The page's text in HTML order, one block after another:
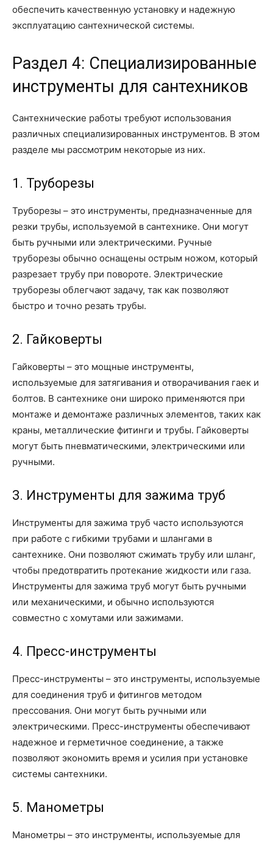
обеспечить качественную установку и надежную
эксплуатацию сантехнической системы.
Раздел 4: Специализированные
инструменты для сантехников
Сантехнические работы требуют использования
различных специализированных инструментов. В этом
разделе мы рассмотрим некоторые из них.
1. Труборезы
Труборезы – это инструменты, предназначенные для
резки трубы, используемой в сантехнике. Они могут
быть ручными или электрическими. Ручные
труборезы обычно оснащены острым ножом, который
разрезает трубу при повороте. Электрические
труборезы облегчают задачу, так как позволяют
быстро и точно резать трубы.
2. Гайковерты
Гайковерты – это мощные инструменты,
используемые для затягивания и отворачивания гаек и
болтов. В сантехнике они широко применяются при
монтаже и демонтаже различных элементов, таких как
краны, металлические фитинги и трубы. Гайковерты
могут быть пневматическими, электрическими или
ручными.
3. Инструменты для зажима труб
Инструменты для зажима труб часто используются
при работе с гибкими трубами и шлангами в
сантехнике. Они позволяют сжимать трубу или шланг,
чтобы предотвратить протекание жидкости или газа.
Инструменты для зажима труб могут быть ручными
или механическими, и обычно используются
совместно с хомутами или зажимами.
4. Пресс-инструменты
Пресс-инструменты – это инструменты, используемые
для соединения труб и фитингов методом
прессования. Они могут быть ручными или
электрическими. Пресс-инструменты обеспечивают
надежное и герметичное соединение, а также
позволяют экономить время и усилия при установке
системы сантехники.
5. Манометры
Манометры – это инструменты, используемые для